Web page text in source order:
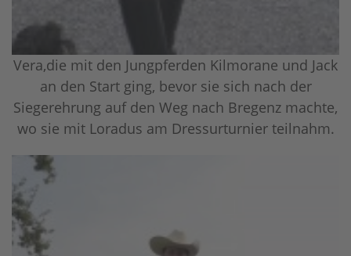
Vera,die mit den Jungpferden Kilmorane und Jack
an den Start ging, bevor sie sich nach der
Siegerehrung auf den Weg nach Bregenz machte,
wo sie mit Loradus am Dressurturnier teilnahm.